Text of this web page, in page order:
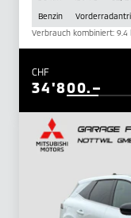
Benzin
Verbrauch kombiniert:
CHF
34'800.–